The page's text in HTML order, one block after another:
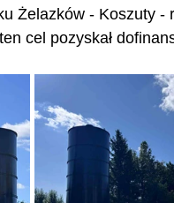
Żelazków - Koszuty -
cel pozyskał